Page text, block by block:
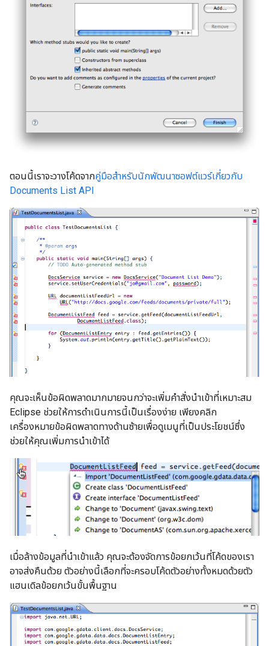
ตอนนี้เราจะวางโค้ดจากคู่มือสำหรับนักพัฒนาซอฟต์แวร์เกี่ยวกับ
Documents List API
คุณจะเห็นข้อผิดพลาดมากมายจนกว่าจะเพิ่มคำสั่งนำเข้าที่เหมาะสม
Eclipse ช่วยให้การดำเนินการนี้เป็นเรื่องง่าย เพียงคลิก
เครื่องหมายข้อผิดพลาดทางด้านซ้ายเพื่อดูเมนูที่เป็นประโยชน์ซึ่ง
ช่วยให้คุณเพิ่มการนำเข้าได้
เมื่อล้างข้อมูลที่นำเข้าแล้ว คุณจะต้องจัดการข้อยกเว้นที่โค้ดของเรา
อาจส่งคืนด้วย ตัวอย่างนี้เลือกที่จะครอบโค้ดตัวอย่างทั้งหมดด้วยตัว
แฮนเดิลข้อยกเว้นขั้นพื้นฐาน